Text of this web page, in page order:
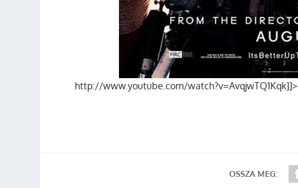
http://www.youtube.com/watch?v=AvqjwTQ1Kqk]]>
OSSZA MEG: